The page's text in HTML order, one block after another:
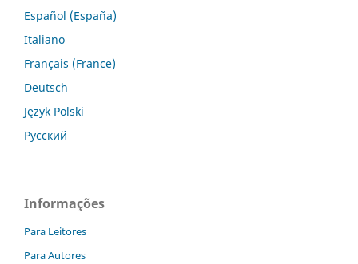
Español (España)
Italiano
Français (France)
Deutsch
Język Polski
Русский
Informações
Para Leitores
Para Autores